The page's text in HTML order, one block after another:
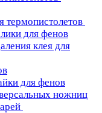
термопистолетов
для фенов
клея для
для фенов
ножниц